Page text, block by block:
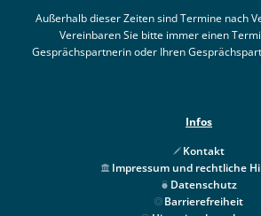
Außerhalb dieser Zeiten sind Termine nach
Vereinbaren Sie bitte immer einen
Gesprächspartnerin oder Ihren
Infos
Kontakt
Impressum und rechtliche
Datenschutz
Barrierefreiheit